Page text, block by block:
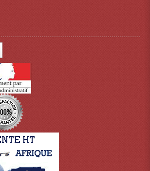
Stroboscopes
Câblage Electrique
Câble Rallonge DMX512 MIDI
Câbles Module, Cables Audio
Câble Multi-Paires Audio
Câbles Enceintes